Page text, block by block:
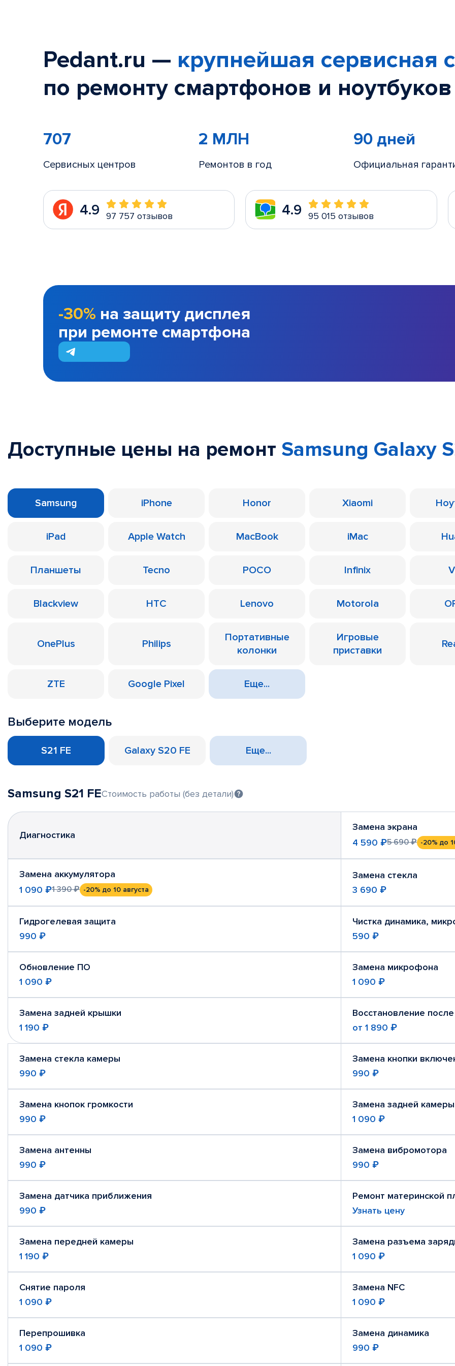
Pedant.ru — крупнейшая сервисная
по ремонту смартфонов и
707
Сервисных центров
2 МЛН
Ремонтов в год
90 дней
Официальная
4.9 97 757 отзывов 4.9 95 015 отзывов
-30% на защиту дисплея
при ремонте смартфона
Доступные цены на ремонт Samsung Galaxy
Samsung iPhone Honor Xiaomi
iPad Apple Watch MacBook iMac
Планшеты Tecno POCO Infinix
Blackview HTC Lenovo Motorola
OnePlus Philips
Портативные
колонки
Игровые
приставки
ZTE Google Pixel Еще...
Выберите модель
S21 FE Galaxy S20 FE Еще...
Samsung S21 FEСтоимость работы (без детали)
Диагностика
Замена экрана
4 590 ₽5 690 ₽ -20% до
Замена аккумулятора
1 090 ₽1 390 ₽ -20% до 10 августа
Замена стекла
3 690 ₽
Гидрогелевая защита
990 ₽
Чистка динамика,
590 ₽
Обновление ПО
1 090 ₽
Замена микрофона
1 090 ₽
Замена задней крышки
1 190 ₽
Восстановление
от 1 890 ₽
Замена стекла камеры
990 ₽
Замена кнопки
990 ₽
Замена кнопок громкости
990 ₽
Замена задней камеры
1 090 ₽
Замена антенны
990 ₽
Замена вибромотора
990 ₽
Замена датчика приближения
990 ₽
Ремонт материнской
Узнать цену
Замена передней камеры
1 190 ₽
Замена разъема
1 090 ₽
Снятие пароля
1 090 ₽
Замена NFC
1 090 ₽
Перепрошивка
1 090 ₽
Замена динамика
990 ₽